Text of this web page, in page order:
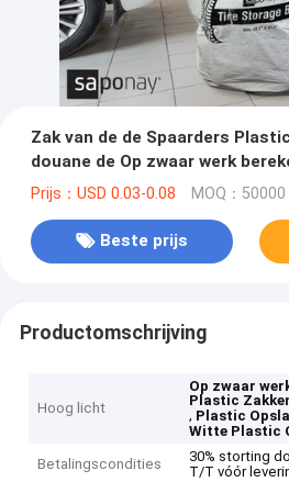
Zak van de de Spaarders
douane de Op zwaar werk
Witte Duidelijk
Prijs：USD 0.03-0.08 MOQ：
Beste prijs
Productomschrijving
Hoog licht
Op zwaar
Plastic
, Plastic
Witte Plastic
Betalingscondities
30% storting
T/T vóór